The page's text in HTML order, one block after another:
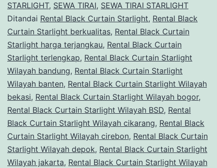
STARLIGHT, SEWA TIRAI, SEWA TIRAI STARLIGHT
Ditandai Rental Black Curtain Starlight, Rental Black
Curtain Starlight berkualitas, Rental Black Curtain
Starlight harga terjangkau, Rental Black Curtain
Starlight terlengkap, Rental Black Curtain Starlight
Wilayah bandung, Rental Black Curtain Starlight
Wilayah banten, Rental Black Curtain Starlight Wilayah
bekasi, Rental Black Curtain Starlight Wilayah bogor,
Rental Black Curtain Starlight Wilayah BSD, Rental
Black Curtain Starlight Wilayah cikarang, Rental Black
Curtain Starlight Wilayah cirebon, Rental Black Curtain
Starlight Wilayah depok, Rental Black Curtain Starlight
Wilayah jakarta, Rental Black Curtain Starlight Wilayah